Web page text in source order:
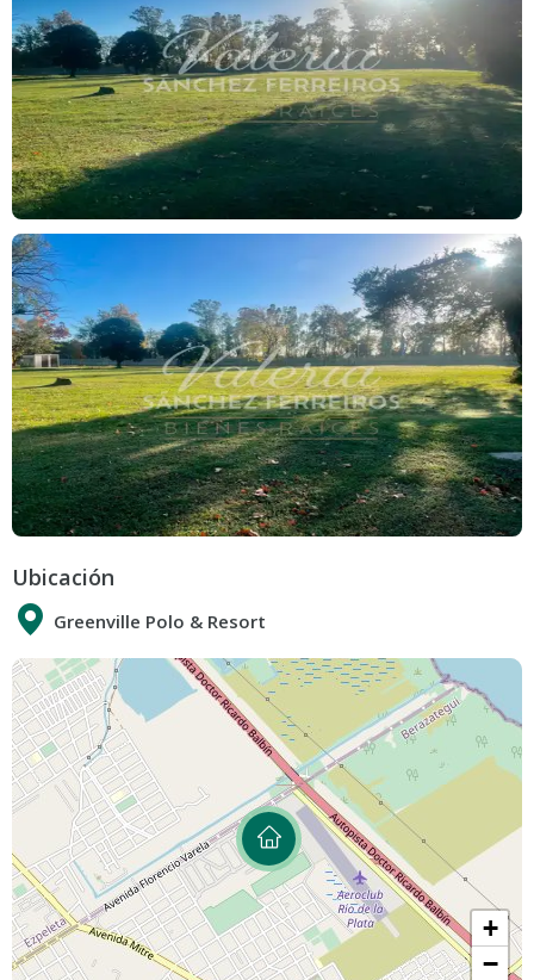
Ubicación
Greenville Polo & Resort
+
−